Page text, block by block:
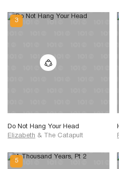
Do Not Hang Your Head
Elizabeth & The Catapult